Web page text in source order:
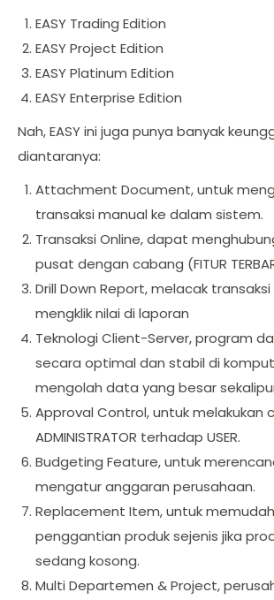
EASY Trading Edition
EASY Project Edition
EASY Platinum Edition
EASY Enterprise Edition
Nah, EASY ini juga punya banyak
diantaranya:
Attachment Document, untuk
transaksi manual ke dalam sistem.
Transaksi Online, dapat
pusat dengan cabang (FITUR
Drill Down Report, melacak
mengklik nilai di laporan
Teknologi Client-Server, program
secara optimal dan stabil di
mengolah data yang besar
Approval Control, untuk melakukan
ADMINISTRATOR terhadap USER.
Budgeting Feature, untuk
mengatur anggaran perusahaan.
Replacement Item, untuk
penggantian produk sejenis jika
sedang kosong.
Multi Departemen & Project,